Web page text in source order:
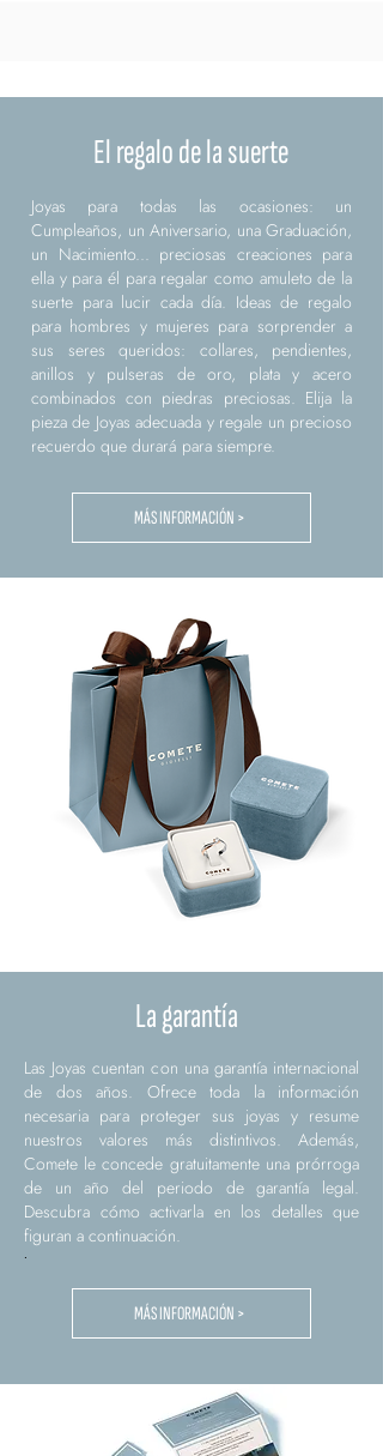
El regalo de la suerte
Joyas para todas las ocasiones: un
Cumpleaños, un Aniversario, una Graduación,
un Nacimiento... preciosas creaciones para
ella y para él para regalar como amuleto de la
suerte para lucir cada día. Ideas de regalo
para hombres y mujeres para sorprender a
sus seres queridos: collares, pendientes,
anillos y pulseras de oro, plata y acero
combinados con piedras preciosas. Elija la
pieza de Joyas adecuada y regale un precioso
recuerdo que durará para siempre.
MÁS INFORMACIÓN >
La garantía
Las Joyas cuentan con una garantía internacional
de dos años. Ofrece toda la información
necesaria para proteger sus joyas y resume
nuestros valores más distintivos. Además,
Comete le concede gratuitamente una prórroga
de un año del periodo de garantía legal.
Descubra cómo activarla en los detalles que
figuran a continuación.
MÁS INFORMACIÓN >